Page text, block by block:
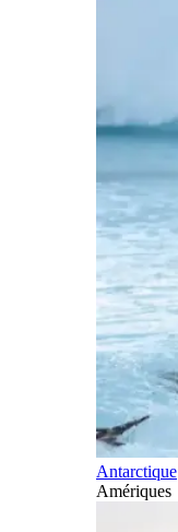
Antarctique
Amériques